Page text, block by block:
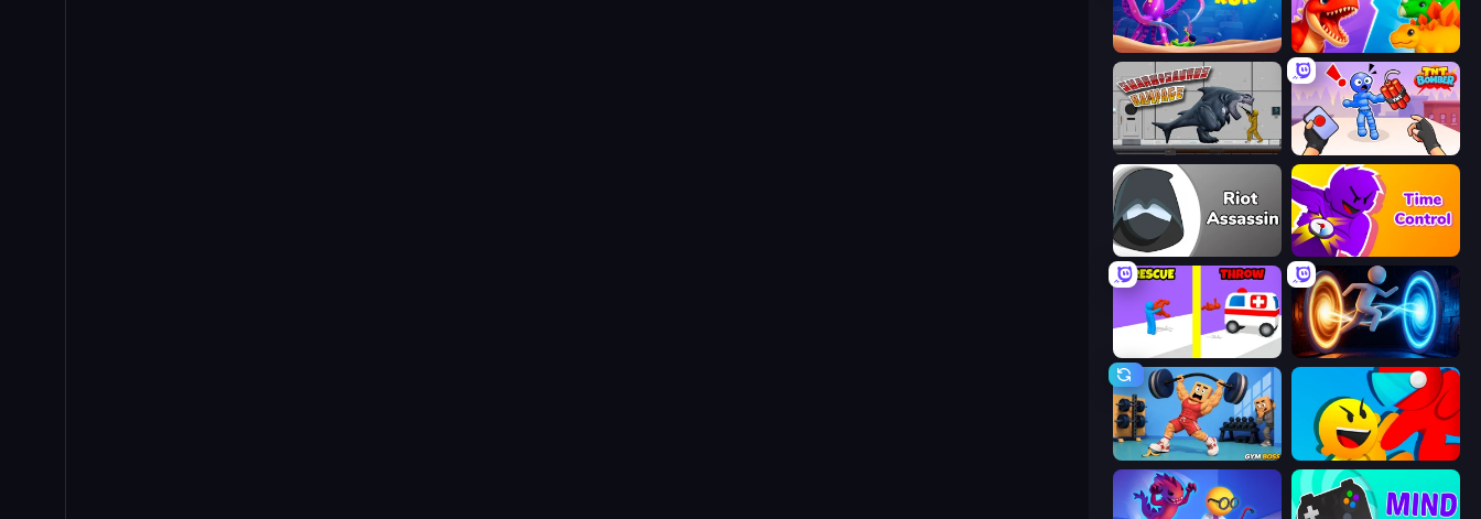
OctopusRun Idle Dino Farm Tycoon Simulator 3D
Sharkosaurus Rampage TNT Bomber
Riot Assassin Time Control!
Rescue Throw Portal Escape
Gym Boss Riot Escape